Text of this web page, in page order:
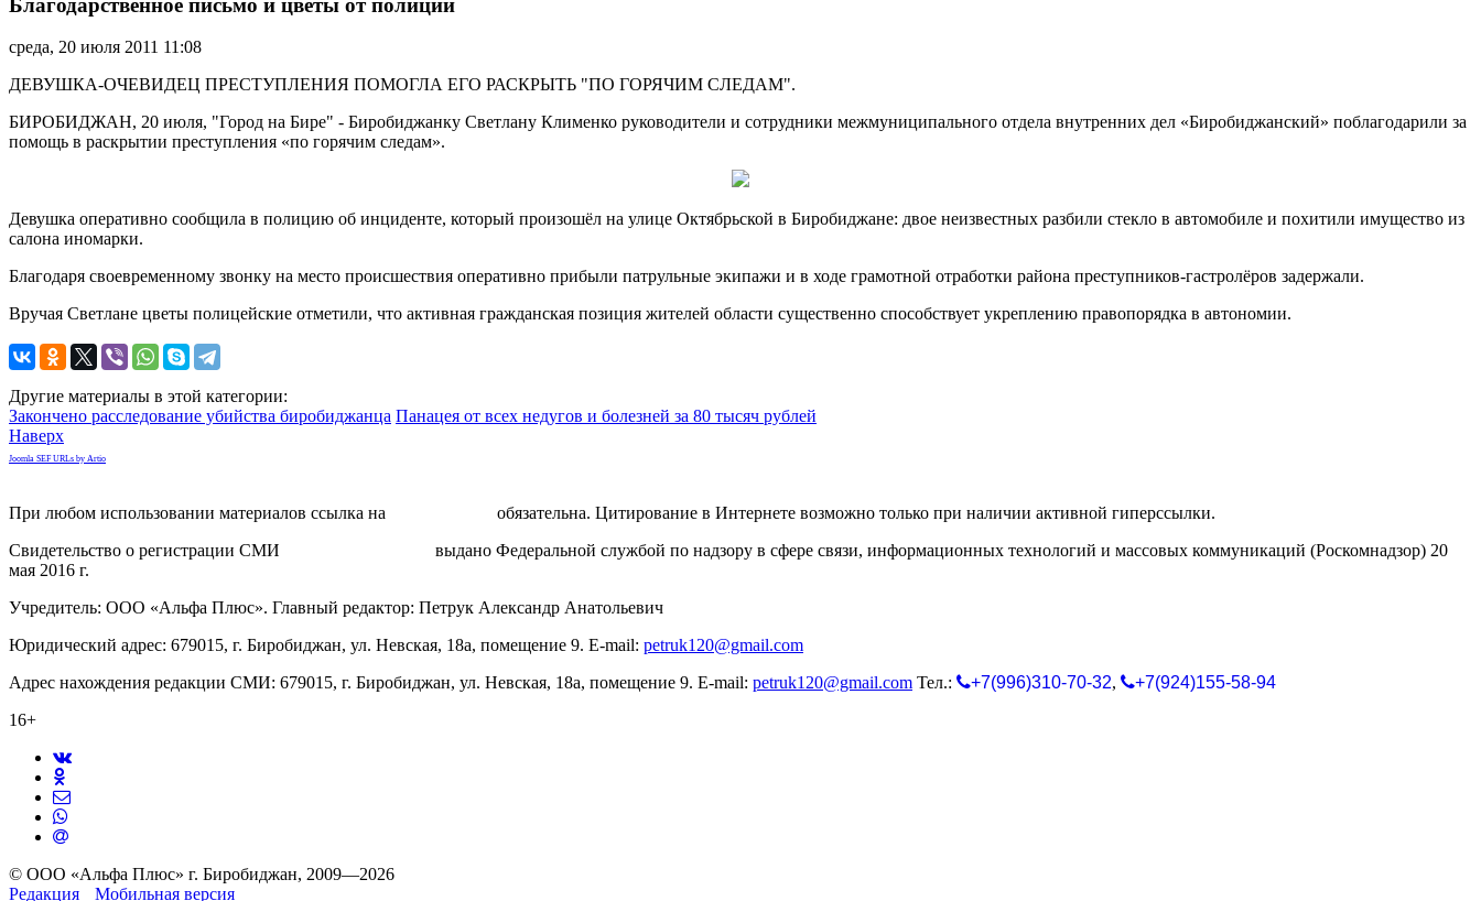
цветы
от
полиции
среда, 20 июля 2011 11:08
ДЕВУШКА-ОЧЕВИДЕЦ ПРЕСТУПЛЕНИЯ ПОМОГЛА ЕГО РАСКРЫТЬ "ПО ГОРЯЧИМ СЛЕДАМ".
БИРОБИДЖАН, 20 июля, "Город на Бире" - Биробиджанку Светлану Клименко руководители и сотрудники межмуниципального отдела внутренних дел «Биробиджанский» поблагодарили за
помощь в раскрытии преступления «по горячим следам».
Девушка оперативно сообщила в полицию об инциденте, который произошёл на улице Октябрьской в Биробиджане: двое неизвестных разбили стекло в автомобиле и похитили имущество из
салона иномарки.
Благодаря своевременному звонку на место происшествия оперативно прибыли патрульные экипажи и в ходе грамотной отработки района преступников-гастролёров задержали.
Вручая Светлане цветы полицейские отметили, что активная гражданская позиция жителей области существенно способствует укреплению правопорядка в автономии.
Другие материалы в этой категории:
Закончено расследование убийства биробиджанца Панацея от всех недугов и болезней за 80 тысяч рублей
Наверх
Joomla SEF URLs by Artio
При любом использовании материалов ссылка на
обязательна. Цитирование в Интернете возможно только при наличии активной гиперссылки.
Свидетельство о регистрации СМИ
выдано Федеральной службой по надзору в сфере связи, информационных технологий и массовых коммуникаций (Роскомнадзор) 20
мая 2016 г.
Учредитель: ООО «Альфа Плюс». Главный редактор: Петрук Александр Анатольевич
Юридический адрес: 679015, г. Биробиджан, ул. Невская, 18а, помещение 9. E-mail: petruk120@gmail.com
Адрес нахождения редакции СМИ: 679015, г. Биробиджан, ул. Невская, 18а, помещение 9. E-mail: petruk120@gmail.com Тел.: +7(996)310-70-32,
+7(924)155-58-94
16+
© ООО «Альфа Плюс» г. Биробиджан, 2009—2026
Редакция
Мобильная версия